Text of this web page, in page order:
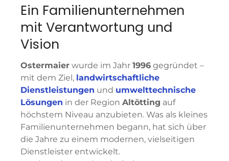
Ein Familienunternehmen
mit Verantwortung und
Vision
Ostermaier wurde im Jahr 1996 gegründet –
mit dem Ziel, landwirtschaftliche
Dienstleistungen und umwelttechnische
Lösungen in der Region Altötting auf
höchstem Niveau anzubieten. Was als kleines
Familienunternehmen begann, hat sich über
die Jahre zu einem modernen, vielseitigen
Dienstleister entwickelt.